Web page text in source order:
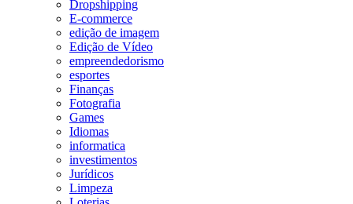
Dropshipping
E-commerce
edição de imagem
Edição de Vídeo
empreendedorismo
esportes
Finanças
Fotografia
Games
Idiomas
informatica
investimentos
Jurídicos
Limpeza